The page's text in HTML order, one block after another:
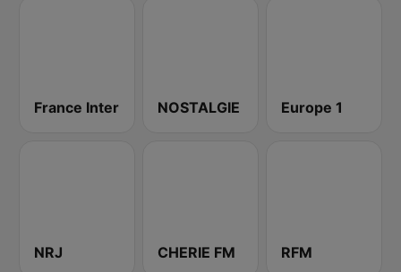
France Inter NOSTALGIE Europe 1
NRJ CHERIE FM RFM